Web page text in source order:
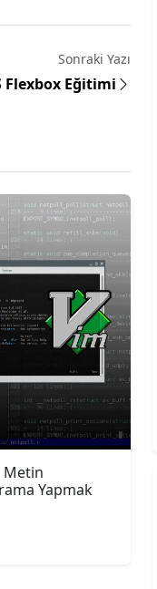
Sonraki Yazı
Flexbox Eğitimi
Metin
Yapmak